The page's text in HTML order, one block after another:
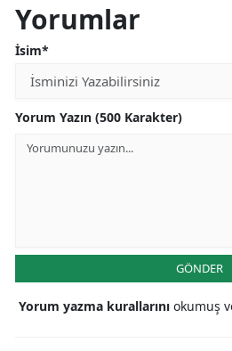
Yorumlar
İsim*
Yorum Yazın (500 Karakter)
GÖNDER
Yorum yazma kurallarını okumuş